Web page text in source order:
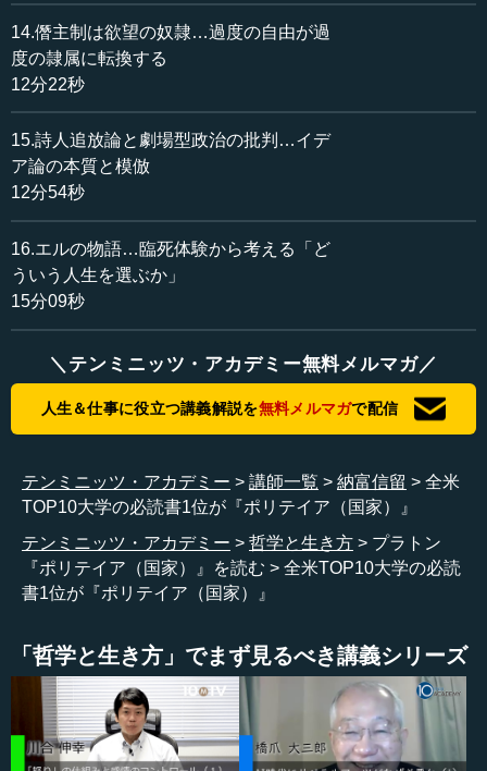
14.僭主制は欲望の奴隷…過度の自由が過
度の隷属に転換する
12分22秒
15.詩人追放論と劇場型政治の批判…イデ
ア論の本質と模倣
12分54秒
16.エルの物語…臨死体験から考える「ど
ういう人生を選ぶか」
15分09秒
＼テンミニッツ・アカデミー無料メルマガ／
人生＆仕事に役立つ講義解説を無料メルマガで配信
テンミニッツ・アカデミー 講師一覧 納富信留
全米
TOP10大学の必読書1位が『ポリテイア（国家）』
テンミニッツ・アカデミー
哲学と生き方
プラトン
『ポリテイア（国家）』を読む
全米TOP10大学の必読
書1位が『ポリテイア（国家）』
「哲学と生き方」でまず見るべき講義シリーズ